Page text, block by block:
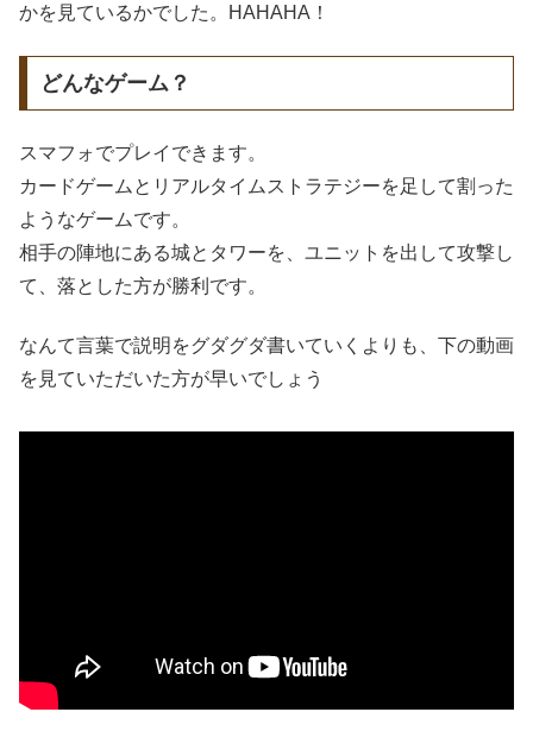
かを見ているかでした。HAHAHA！
どんなゲーム？
スマフォでプレイできます。
カードゲームとリアルタイムストラテジーを足して割った
ようなゲームです。
相手の陣地にある城とタワーを、ユニットを出して攻撃し
て、落とした方が勝利です。
なんて言葉で説明をグダグダ書いていくよりも、下の動画
を見ていただいた方が早いでしょう